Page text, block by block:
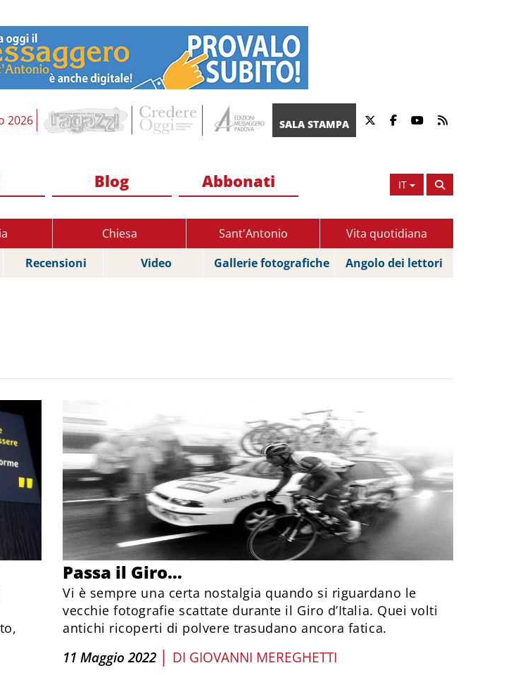
2026 SALA STAMPA
IT
Blog Abbonati
Chiesa Sant'Antonio
Vita quotidiana
Recensioni Video Gallerie fotografiche Angolo dei lettori
Passa il Giro…
Vi è sempre una certa nostalgia quando si riguardano le
vecchie fotografie scattate durante il Giro d’Italia. Quei volti
antichi ricoperti di polvere trasudano ancora fatica.
11 Maggio 2022 | DI GIOVANNI MEREGHETTI